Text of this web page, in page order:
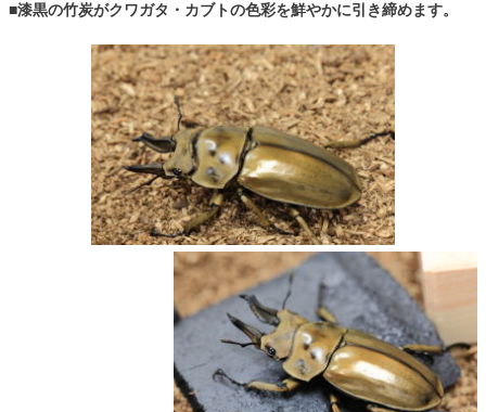
■漆黒の竹炭がクワガタ・カブトの色彩を鮮やかに引き締めます。